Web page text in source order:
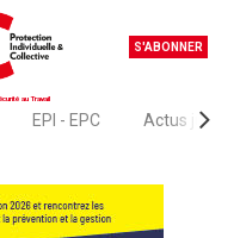
S'ABONNER
au Travail
EPI - EPC Actus